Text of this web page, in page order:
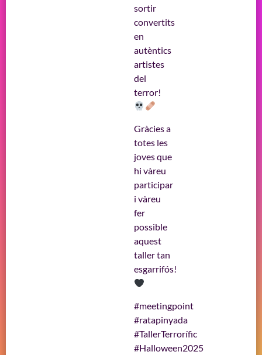
sortir
convertits
en
autèntics
artistes
del
terror!
Gràcies a
totes les
joves que
hi vàreu
participar
i vàreu
fer
possible
aquest
taller tan
esgarrifós!
#meetingpoint
#ratapinyada
#TallerTerrorífic
#Halloween2025